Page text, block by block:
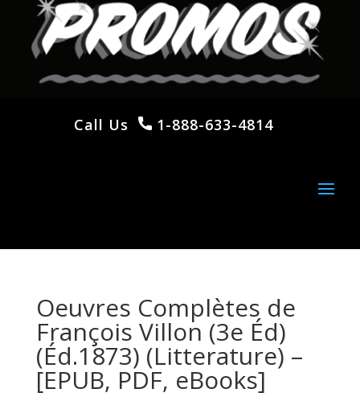
Call Us 1-888-633-4814
Oeuvres Complètes de
François Villon (3e Éd)
(Éd.1873) (Litterature) –
[EPUB, PDF, eBooks]